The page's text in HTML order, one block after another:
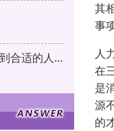
人力资源公司可以快速帮助企业招聘到合适的人才
其
事
人
在
是
源
的